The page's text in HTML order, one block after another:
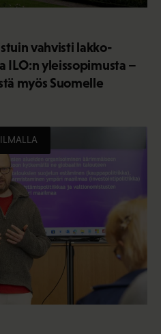
vahvisti lakko-
ILO:n yleissopimusta –
myös Suomelle